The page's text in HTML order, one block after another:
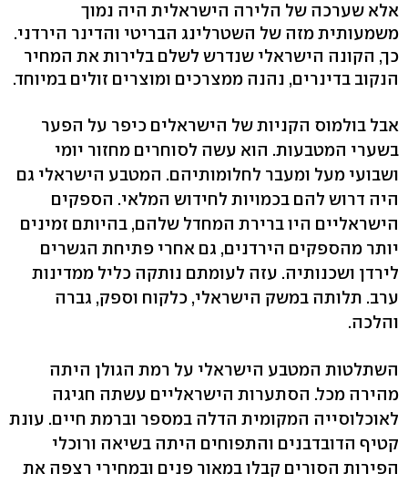
אלא שערכה של הלירה הישראלית היה נמוך
משמעותית מזה של השטרלינג הבריטי והדינר הירדני.
כך, הקונה הישראלי שנדרש לשלם בלירות את המחיר
הנקוב בדינרים, נהנה ממצרכים ומוצרים זולים במיוחד.
אבל בולמוס הקניות של הישראלים כיפר על הפער
בשערי המטבעות. הוא עשה לסוחרים מחזור יומי
ושבועי מעל ומעבר לחלומותיהם. המטבע הישראלי גם
היה דרוש להם בכמויות לחידוש המלאי. הספקים
הישראליים היו ברירת המחדל שלהם, בהיותם זמינים
יותר מהספקים הירדנים, גם אחרי פתיחת הגשרים
לירדן ושכנותיה. עזה לעומתם נותקה כליל ממדינות
ערב. תלותה במשק הישראלי, כלקוח וספק, גברה
והלכה.
השתלטות המטבע הישראלי על רמת הגולן היתה
מהירה מכל. הסתערות הישראליים עשתה חגיגה
לאוכלוסייה המקומית הדלה במספר וברמת חיים. עונת
קטיף הדובדבנים והתפוחים היתה בשיאה ורוכלי
הפירות הסורים קבלו במאור פנים ובמחירי רצפה את